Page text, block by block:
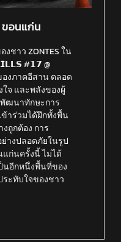
ขอนแก่น
ชาว ZONTES ใน
#𝟭𝟳 @
งภาคอีสาน ตลอด
จ และพลังของผู้
พัฒนาทักษะการ
าร่วมได้ฝึกทั้งพื้น
ถูกต้อง การ
างปลอดภัยในรูป
ก่นครั้งนี้ ไม่ได้
นอีกหนึ่งพื้นที่ของ
ะทับใจของชาว